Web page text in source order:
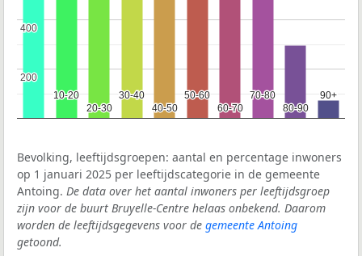
10-20
10-20
20-30
20-30
30-40
30-40
40-50
40-50
50-60
50-60
60-70
60-70
70-80
70-80
80-90
80-90
90+
90+
200
200
400
400
Bevolking, leeftijdsgroepen: aantal en percentage inwoners
op 1 januari 2025 per leeftijdscategorie in de gemeente
Antoing. De data over het aantal inwoners per leeftijdsgroep
zijn voor de buurt Bruyelle-Centre helaas onbekend. Daarom
worden de leeftijdsgegevens voor de gemeente Antoing
getoond.